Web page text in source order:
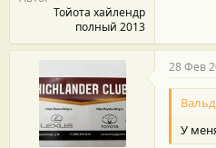
Тойота хайлендр
полный 2013
28 Фев
У